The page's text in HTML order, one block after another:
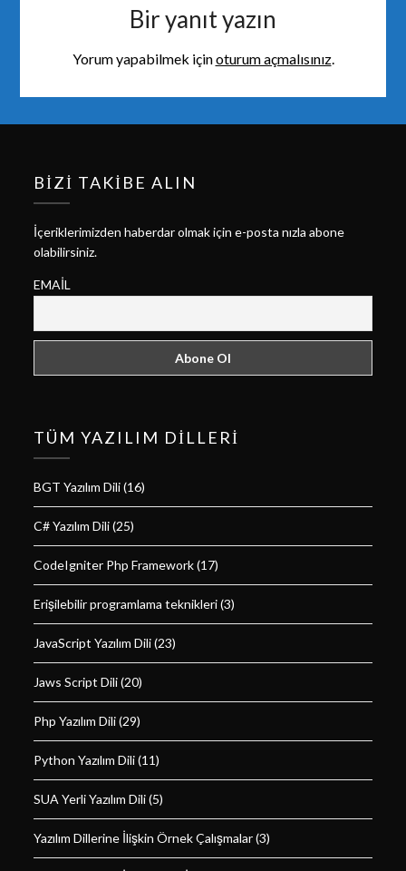
Bir yanıt yazın
Yorum yapabilmek içinoturum açmalısınız.
BIZI TAKIBE ALIN
İçeriklerimizden haberdar olmak için e-posta nızla abone
olabilirsiniz.
EMAIL
TÜM YAZILIM DILLERI
BGT Yazılım Dili(16)
C# Yazılım Dili(25)
CodeIgniter Php Framework(17)
Erişilebilir programlama teknikleri(3)
JavaScript Yazılım Dili(23)
Jaws Script Dili(20)
Php Yazılım Dili(29)
Python Yazılım Dili(11)
SUA Yerli Yazılım Dili(5)
Yazılım Dillerine İlişkin Örnek Çalışmalar(3)